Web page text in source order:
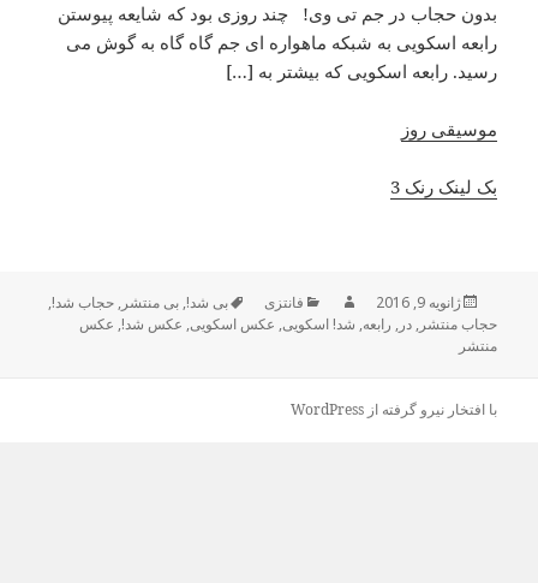
بدون حجاب در جم تی وی! چند روزی بود که شایعه پیوستن
رابعه اسکویی به شبکه ماهواره ای جم گاه گاه به گوش می
رسید. رابعه اسکویی که بیشتر به […]
موسیقی روز
بک لینک رنک 3
ارسال
شده
ژانویه 9, 2016 نویسندهدسته‌ها
فانتزی برچسب‌ها
بی شد!,بی منتشر,حجاب شد!,
حجاب منتشر,در, رابعه, شد! اسکویی, عکس اسکویی, عکس شد!, عکس
منتشر
با افتخار نیرو گرفته از WordPress